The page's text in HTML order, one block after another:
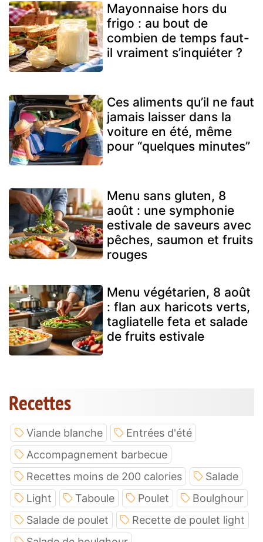
Mayonnaise hors du
frigo : au bout de
combien de temps faut-
il vraiment s’inquiéter ?
Ces aliments qu’il ne faut
jamais laisser dans la
voiture en été, même
pour “quelques minutes”
Menu sans gluten, 8
août : une symphonie
estivale de saveurs avec
pêches, saumon et fruits
rouges
Menu végétarien, 8 août
: flan aux haricots verts,
tagliatelle feta et salade
de fruits estivale
Recettes
Viande blanche
Entrées d'été
Accompagnement barbecue
Recettes moins de 200 calories
Salade
Light
Taboule Poulet
Boulghour
Salade de poulet
Recette de poulet light